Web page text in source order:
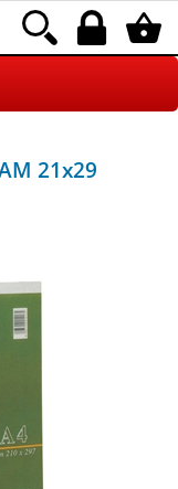
21x29